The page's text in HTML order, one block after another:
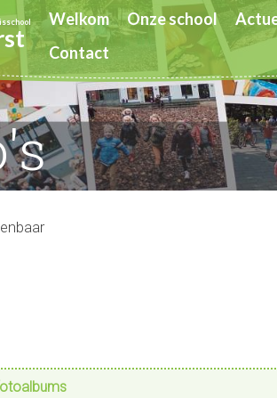
Welkom Onze school
Contact